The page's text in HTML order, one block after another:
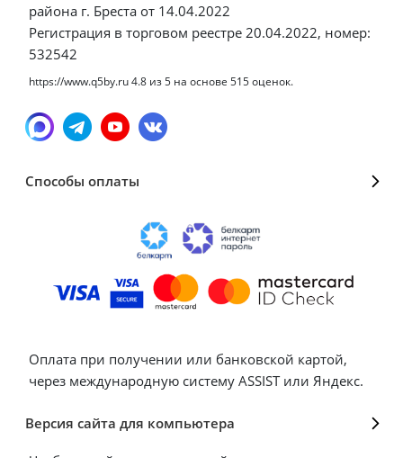
района г. Бреста от 14.04.2022
Регистрация в торговом реестре 20.04.2022, номер:
532542
https://www.q5by.ru4.8 из5 на основе 515оценок.
Способы оплаты
Оплата при получении или банковской картой,
через международную систему ASSIST или Яндекс.
Версия сайта для компьютера